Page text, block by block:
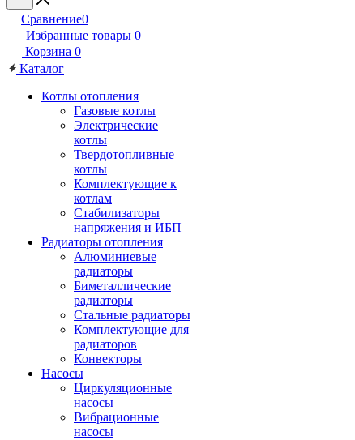
Сравнение0
Избранные товары 0
Корзина 0
Каталог
Котлы отопления
Газовые котлы
Электрические
котлы
Твердотопливные
котлы
Комплектующие к
котлам
Стабилизаторы
напряжения и ИБП
Радиаторы отопления
Алюминиевые
радиаторы
Биметаллические
радиаторы
Стальные радиаторы
Комплектующие для
радиаторов
Конвекторы
Насосы
Циркуляционные
насосы
Вибрационные
насосы